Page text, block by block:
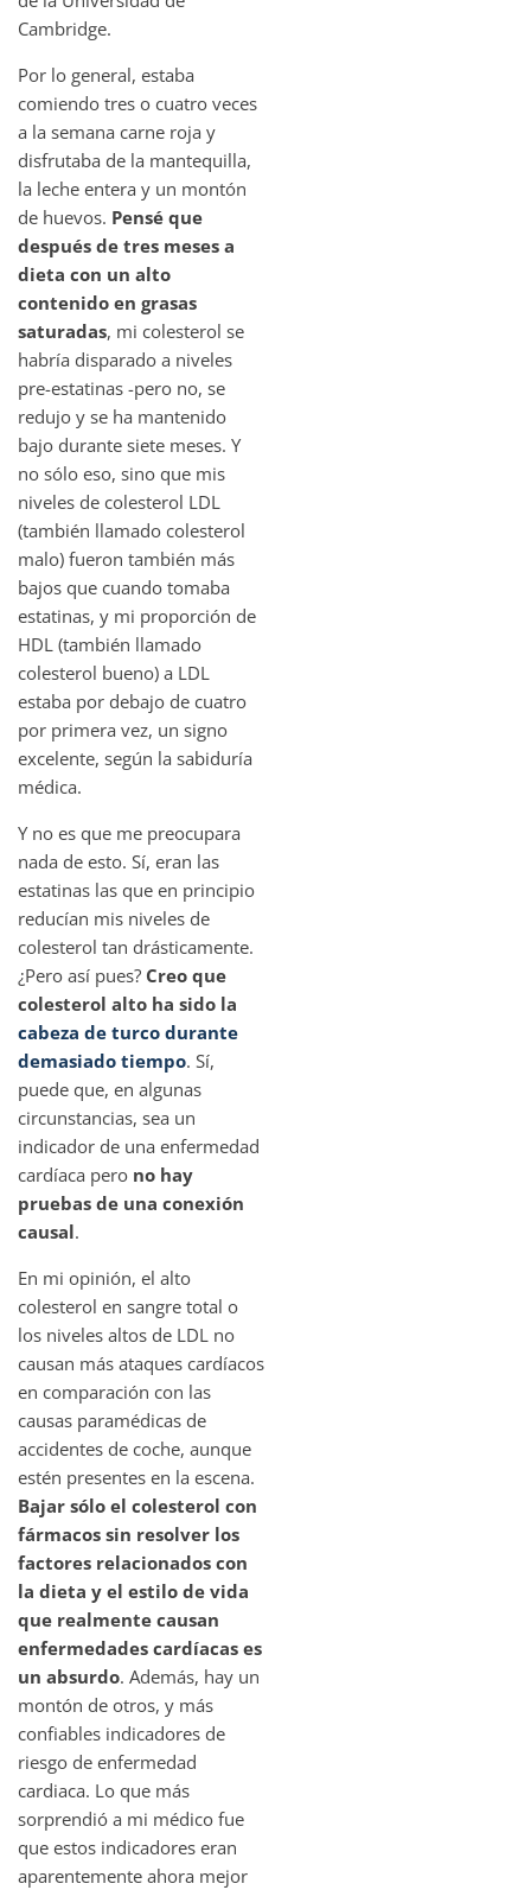
Cambridge.
Por lo general, estaba
comiendo tres o cuatro veces
a la semana carne roja y
disfrutaba de la mantequilla,
la leche entera y un montón
de huevos. Pensé que
después de tres meses a
dieta con un alto
contenido en grasas
saturadas, mi colesterol se
habría disparado a niveles
pre-estatinas -pero no, se
redujo y se ha mantenido
bajo durante siete meses. Y
no sólo eso, sino que mis
niveles de colesterol LDL
(también llamado colesterol
malo) fueron también más
bajos que cuando tomaba
estatinas, y mi proporción de
HDL (también llamado
colesterol bueno) a LDL
estaba por debajo de cuatro
por primera vez, un signo
excelente, según la sabiduría
médica.
Y no es que me preocupara
nada de esto. Sí, eran las
estatinas las que en principio
reducían mis niveles de
colesterol tan drásticamente.
¿Pero así pues? Creo que
colesterol alto ha sido la
cabeza de turco durante
demasiado tiempo. Sí,
puede que, en algunas
circunstancias, sea un
indicador de una enfermedad
cardíaca pero no hay
pruebas de una conexión
causal.
En mi opinión, el alto
colesterol en sangre total o
los niveles altos de LDL no
causan más ataques cardíacos
en comparación con las
causas paramédicas de
accidentes de coche, aunque
estén presentes en la escena.
Bajar sólo el colesterol con
fármacos sin resolver los
factores relacionados con
la dieta y el estilo de vida
que realmente causan
enfermedades cardíacas es
un absurdo. Además, hay un
montón de otros, y más
confiables indicadores de
riesgo de enfermedad
cardiaca. Lo que más
sorprendió a mi médico fue
que estos indicadores eran
aparentemente ahora mejor